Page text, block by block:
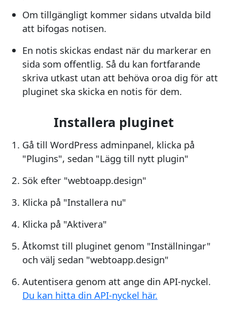
Om tillgängligt kommer sidans utvalda bild
att bifogas notisen.
En notis skickas endast när du markerar en
sida som offentlig. Så du kan fortfarande
skriva utkast utan att behöva oroa dig för att
pluginet ska skicka en notis för dem.
Installera pluginet
Gå till WordPress adminpanel, klicka på
"Plugins", sedan "Lägg till nytt plugin"
Sök efter "webtoapp.design"
Klicka på "Installera nu"
Klicka på "Aktivera"
Åtkomst till pluginet genom "Inställningar"
och välj sedan "webtoapp.design"
Autentisera genom att ange din API-nyckel.
Du kan hitta din API-nyckel här.